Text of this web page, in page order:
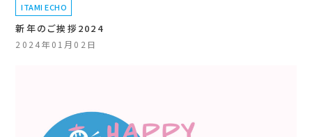
ITAMI ECHO
新年のご挨拶2024
2024年01月02日